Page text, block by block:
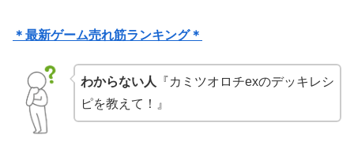
＊最新ゲーム売れ筋ランキング＊
わからない人 『カミツオロチexのデッキレシ
ピを教えて！』